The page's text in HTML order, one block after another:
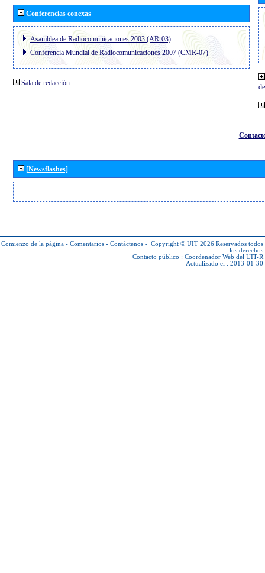
Conferencias conexas
Asamblea de Radiocomunicaciones 2003 (AR-03)
Conferencia Mundial de Radiocomunicaciones 2007 (CMR-07)
Sala de redacción
[Newsflashes]
Comienzo de la página - Comentarios - Contáctenos - Copyright © UIT 2026 Reservados todos
los derechos
Contacto público : Coordenador Web del UIT-R
Actualizado el : 2013-01-30